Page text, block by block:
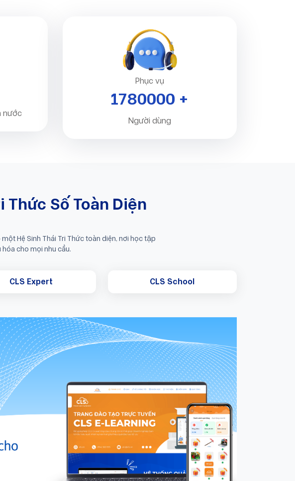
nước
Phục vụ
2000000 +
Người dùng
Thức Số Toàn Diện
Hệ Sinh Thái Tri Thức toàn diện, nơi học tập
cho mọi nhu cầu.
CLS Expert CLS School